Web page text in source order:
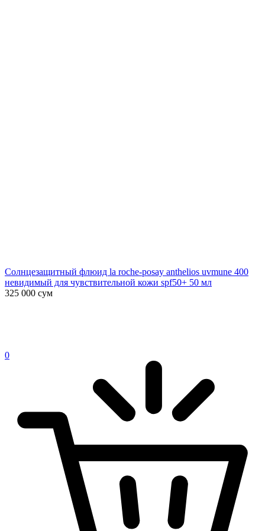
Солнцезащитный флюид la roche-posay anthelios uvmune 400
невидимый для чувствительной кожи spf50+ 50 мл
325 000 сум
0